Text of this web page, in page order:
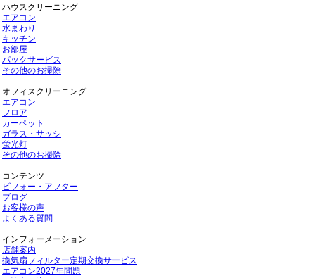
ハウスクリーニング
エアコン
水まわり
キッチン
お部屋
パックサービス
その他のお掃除
オフィスクリーニング
エアコン
フロア
カーペット
ガラス・サッシ
蛍光灯
その他のお掃除
コンテンツ
ビフォー・アフター
ブログ
お客様の声
よくある質問
インフォーメーション
店舗案内
換気扇フィルター定期交換サービス
エアコン2027年問題